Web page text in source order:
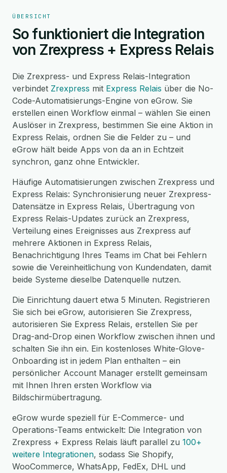
ÜBERSICHT
So funktioniert die Integration
von Zrexpress + Express Relais
Die Zrexpress- und Express Relais-Integration
verbindet Zrexpress mit Express Relais über die No-
Code-Automatisierungs-Engine von eGrow. Sie
erstellen einen Workflow einmal – wählen Sie einen
Auslöser in Zrexpress, bestimmen Sie eine Aktion in
Express Relais, ordnen Sie die Felder zu – und
eGrow hält beide Apps von da an in Echtzeit
synchron, ganz ohne Entwickler.
Häufige Automatisierungen zwischen Zrexpress und
Express Relais: Synchronisierung neuer Zrexpress-
Datensätze in Express Relais, Übertragung von
Express Relais-Updates zurück an Zrexpress,
Verteilung eines Ereignisses aus Zrexpress auf
mehrere Aktionen in Express Relais,
Benachrichtigung Ihres Teams im Chat bei Fehlern
sowie die Vereinheitlichung von Kundendaten, damit
beide Systeme dieselbe Datenquelle nutzen.
Die Einrichtung dauert etwa 5 Minuten. Registrieren
Sie sich bei eGrow, autorisieren Sie Zrexpress,
autorisieren Sie Express Relais, erstellen Sie per
Drag-and-Drop einen Workflow zwischen ihnen und
schalten Sie ihn ein. Ein kostenloses White-Glove-
Onboarding ist in jedem Plan enthalten – ein
persönlicher Account Manager erstellt gemeinsam
mit Ihnen Ihren ersten Workflow via
Bildschirmübertragung.
eGrow wurde speziell für E-Commerce- und
Operations-Teams entwickelt: Die Integration von
Zrexpress + Express Relais läuft parallel zu 100+
weitere Integrationen, sodass Sie Shopify,
WooCommerce, WhatsApp, FedEx, DHL und